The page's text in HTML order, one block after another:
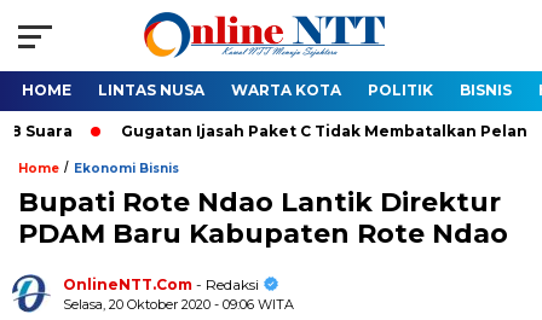
HOME LINTAS NUSA WARTA KOTA POLITIK BISNIS
Gugatan Ijasah Paket C Tidak Membatalkan Pelantikan
Home / Ekonomi Bisnis
Bupati Rote Ndao Lantik Direktur
PDAM Baru Kabupaten Rote Ndao
OnlineNTT.Com - Redaksi
Selasa, 20 Oktober 2020 - 09:06 WITA